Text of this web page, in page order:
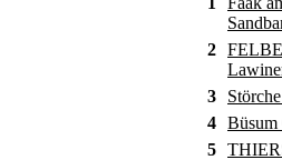
2
3
4 Büsum
5